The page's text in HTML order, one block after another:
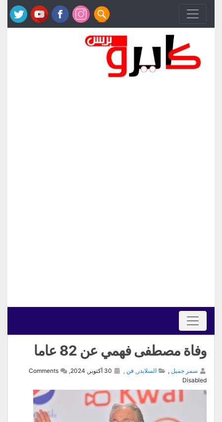
وفاة مصطفى فهمي عن 82 عاما
سمر جميل , السلايدر فن
Comments
Disabled